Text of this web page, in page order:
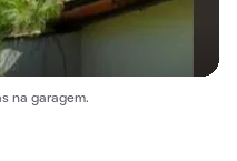
na garagem.